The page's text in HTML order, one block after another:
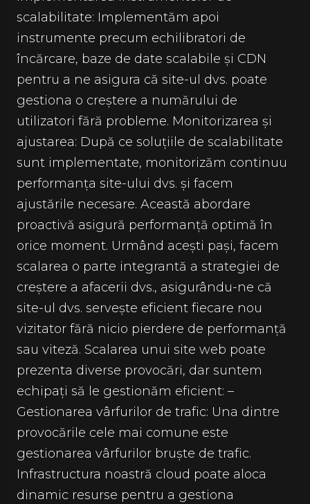
scalabilitate: Implementăm apoi
instrumente precum echilibratori de
încărcare, baze de date scalabile și CDN
pentru a ne asigura că site-ul dvs. poate
gestiona o creștere a numărului de
utilizatori fără probleme. Monitorizarea și
ajustarea: După ce soluțiile de scalabilitate
sunt implementate, monitorizăm continuu
performanța site-ului dvs. și facem
ajustările necesare. Această abordare
proactivă asigură performanță optimă în
orice moment. Urmând acești pași, facem
scalarea o parte integrantă a strategiei de
creștere a afacerii dvs., asigurându-ne că
site-ul dvs. servește eficient fiecare nou
vizitator fără nicio pierdere de performanță
sau viteză. Scalarea unui site web poate
prezenta diverse provocări, dar suntem
echipați să le gestionăm eficient: –
Gestionarea vârfurilor de trafic: Una dintre
provocările cele mai comune este
gestionarea vârfurilor bruște de trafic.
Infrastructura noastră cloud poate aloca
dinamic resurse pentru a gestiona